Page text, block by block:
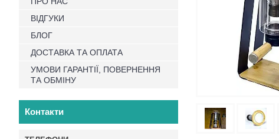
ВІДГУКИ
БЛОГ
ДОСТАВКА ТА ОПЛАТА
УМОВИ ГАРАНТІЇ, ПОВЕРНЕННЯ
ТА ОБМІНУ
Контакти